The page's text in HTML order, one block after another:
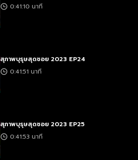
0:41:10 นาที
สุภาพบุรุษสุดซอย 2023 EP24
0:41:51 นาที
สุภาพบุรุษสุดซอย 2023 EP25
0:41:53 นาที